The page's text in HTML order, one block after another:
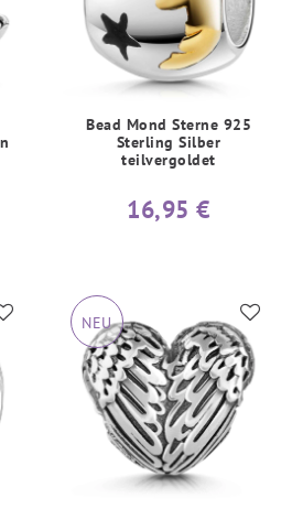
Bead Mond Sterne 925
Sterling Silber
teilvergoldet
16,95 €
NEU